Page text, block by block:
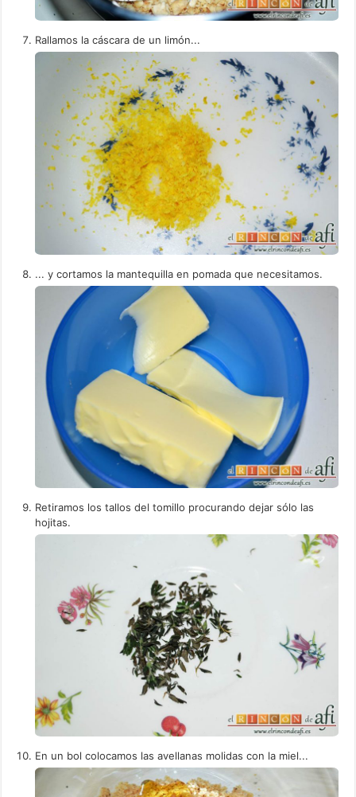
Rallamos la cáscara de un limón...
... y cortamos la mantequilla en pomada que necesitamos.
Retiramos los tallos del tomillo procurando dejar sólo las
hojitas.
En un bol colocamos las avellanas molidas con la miel...